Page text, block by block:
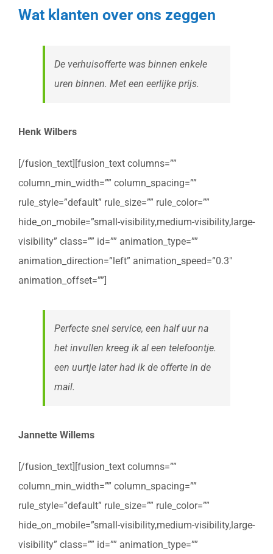
Wat klanten over ons zeggen
De verhuisofferte was binnen enkele
uren binnen. Met een eerlijke prijs.
Henk Wilbers
[/fusion_text][fusion_text columns=””
column_min_width=”” column_spacing=””
rule_style=”default” rule_size=”” rule_color=””
hide_on_mobile=”small-visibility,medium-visibility,large-
visibility” class=”” id=”” animation_type=””
animation_direction=”left” animation_speed=”0.3″
animation_offset=””]
Perfecte snel service, een half uur na
het invullen kreeg ik al een telefoontje.
een uurtje later had ik de offerte in de
mail.
Jannette Willems
[/fusion_text][fusion_text columns=””
column_min_width=”” column_spacing=””
rule_style=”default” rule_size=”” rule_color=””
hide_on_mobile=”small-visibility,medium-visibility,large-
visibility” class=”” id=”” animation_type=””